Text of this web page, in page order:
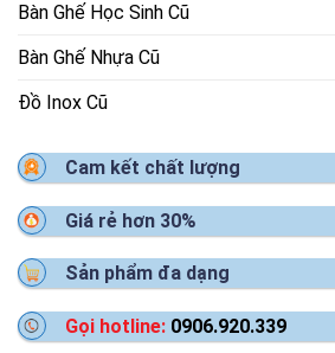
Bàn Ghế Học Sinh Cũ
Bàn Ghế Nhựa Cũ
Đồ Inox Cũ
Cam kết chất lượng
Giá rẻ hơn 30%
Sản phẩm đa dạng
Gọi hotline: 0906.920.339